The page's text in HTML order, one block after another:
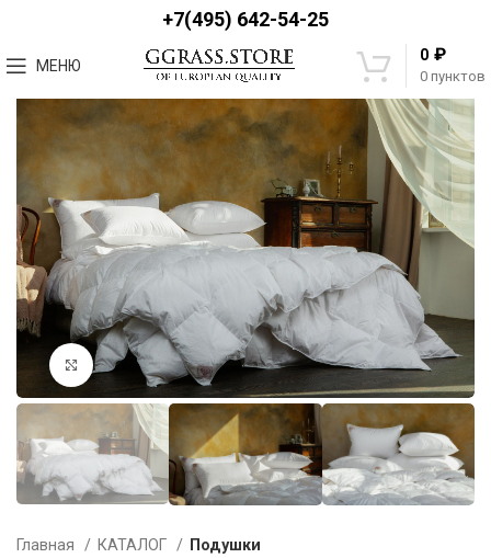
+7(495) 642-54-25
МЕНЮ
0 пунктов
0 ₽
Увеличить
Главная КАТАЛОГ Подушки